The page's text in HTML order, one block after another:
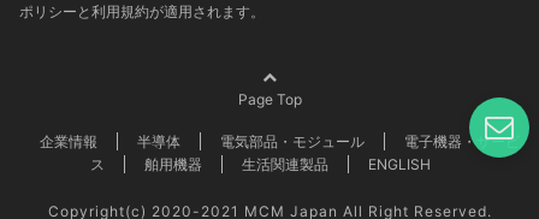
ポリシー と 利用規約が適用されます。
Page Top
企業情報 半導体 電気部品・モジュール
電子機器・サービ
ス
舶用機器 生活関連製品 ENGLISH
Copyright(c) 2020-2021 MCM Japan All Right Reserved.